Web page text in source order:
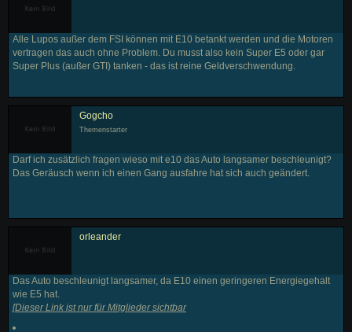
Alle Lupos außer dem FSI können mit E10 betankt werden und die Motoren
vertragen das auch ohne Problem. Du musst also kein Super E5 oder gar
Super Plus (außer GTI) tanken - das ist reine Geldverschwendung.
Gogcho
Themenstarter
Darf ich zusätzlich fragen wieso mit e10 das Auto langsamer beschleunigt?
Das Geräusch wenn ich einen Gang ausfahre hat sich auch geändert.
orleander
Das Auto beschleunigt langsamer, da E10 einen geringeren Energiegehalt
wie E5 hat.
[Dieser Link ist nur für Mitglieder sichtbar